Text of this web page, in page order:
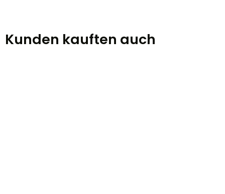
Kunden kauften auch